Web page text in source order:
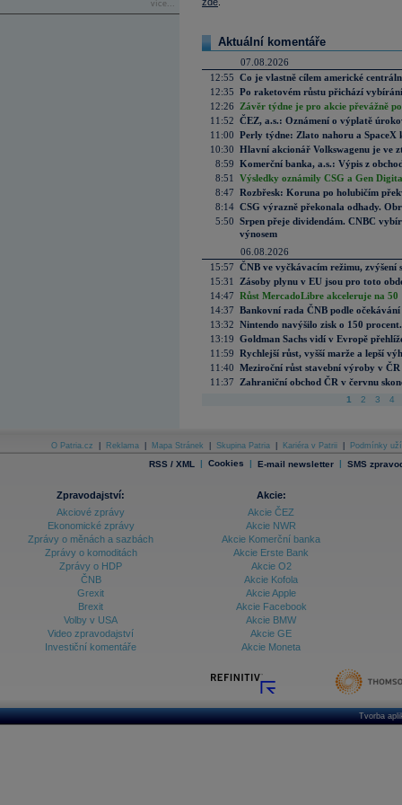
více...
Aktuální komentáře
07.08.2026
12:55 Co je vlastně cílem americké
12:35 Po raketovém růstu přichází
12:26
Závěr týdne je pro akcie převážně
11:52 ČEZ, a.s.: Oznámení o výplatě
11:00 Perly týdne: Zlato nahoru a SpaceX
10:30 Hlavní akcionář Volkswagenu je ve
8:59 Komerční banka, a.s.: Výpis z
8:51
Výsledky oznámily CSG a Gen
8:47 Rozbřesk: Koruna po holubičím
8:14 CSG výrazně překonala odhady.
5:50 Srpen přeje dividendám. CNBC
výnosem
06.08.2026
15:57 ČNB ve vyčkávacím režimu, zvýšení
15:31
Zásoby plynu v EU jsou pro toto
14:47 Růst MercadoLibre akceleruje na
14:37 Bankovní rada ČNB podle
13:32 Nintendo navýšilo zisk o 150
13:19 Goldman Sachs vidí v Evropě
11:59 Rychlejší růst, vyšší marže a lepší
11:40 Meziroční růst stavební výroby v
11:37
Zahraniční obchod ČR v červnu
1 2 3 4
O Patria.cz Reklama Mapa Stránek Skupina Patria Kariéra v Patrii Podmínky
RSS / XML | Cookies | E-mail newsletter | SMS
Zpravodajství:
Akciové zprávy
Ekonomické zprávy
Zprávy o měnách a sazbách
Zprávy o komoditách
Zprávy o HDP
ČNB
Grexit
Brexit
Volby v USA
Video zpravodajství
Investiční komentáře
Akcie:
Akcie ČEZ
Akcie NWR
Akcie Komerční banka
Akcie Erste Bank
Akcie O2
Akcie Kofola
Akcie Apple
Akcie Facebook
Akcie BMW
Akcie GE
Akcie Moneta
Tvorba